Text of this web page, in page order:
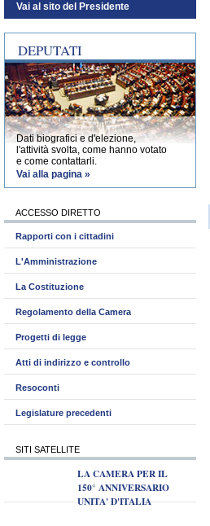
Vai al sito del Presidente
DEPUTATI
Dati biografici e d'elezione,
l'attività svolta, come hanno votato
e come contattarli.
Vai alla pagina »
ACCESSO DIRETTO
Rapporti con i cittadini
L'Amministrazione
La Costituzione
Regolamento della Camera
Progetti di legge
Atti di indirizzo e controllo
Resoconti
Legislature precedenti
SITI SATELLITE
LA CAMERA PER IL
150° ANNIVERSARIO
UNITA' D'ITALIA